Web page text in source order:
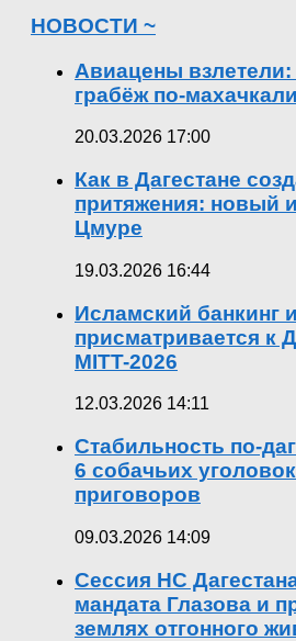
НОВОСТИ ~
Авиацены
грабёж по-
20.03.2026 17:00
Как в Дагестане
притяжения: новый
Цмуре
19.03.2026 16:44
Исламский банкинг
присматривается к
MITT-2026
12.03.2026 14:11
Стабильность по-
6 собачьих
приговоров
09.03.2026 14:09
Сессия НС
мандата Глазова и
землях отгонного